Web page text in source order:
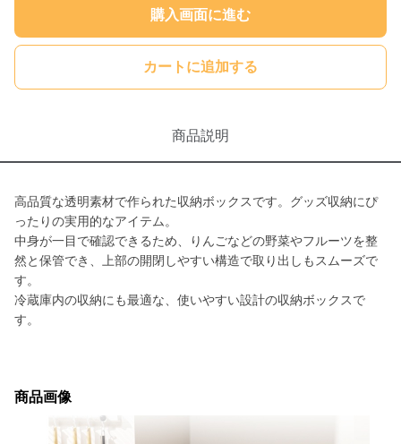
購入画面に進む
カートに追加する
商品説明
高品質な透明素材で作られた収納ボックスです。グッズ収納にぴ
ったりの実用的なアイテム。
中身が一目で確認できるため、りんごなどの野菜やフルーツを整
然と保管でき、上部の開閉しやすい構造で取り出しもスムーズで
す。
冷蔵庫内の収納にも最適な、使いやすい設計の収納ボックスで
す。
商品画像